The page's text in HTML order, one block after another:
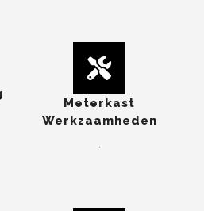
Meterkast
Werkzaamheden